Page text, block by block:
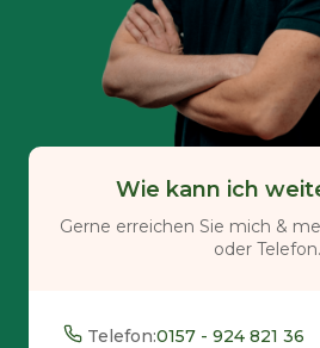
Wie kann ich
Gerne erreichen Sie mich &
oder Telefon.
Telefon:0157 - 924 821 36